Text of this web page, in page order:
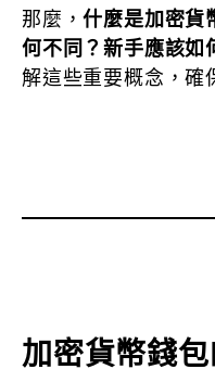
那麼，什麼是加密貨
何不同？新手應該如
解這些重要概念，確
加密貨幣錢